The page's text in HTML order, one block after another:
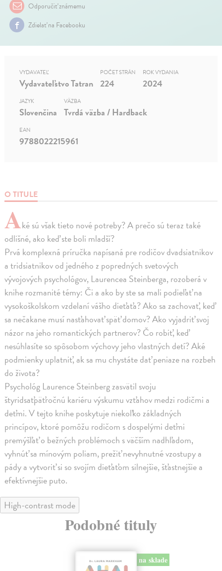
Odporučiť známemu
Zdielať na Facebooku
O TITULE
Aké sú však tieto nové potreby? A prečo sú teraz také
odlišné, ako keď ste boli mladší?
Prvá komplexná príručka napísaná pre rodičov dvadsiatnikov
a tridsiatnikov od jedného z popredných svetových
vývojových psychológov, Laurencea Steinberga, rozoberá v
knihe rozmanité témy: Či a ako by ste sa mali podieľať na
vysokoškolskom vzdelaní vášho dieťaťa? Ako sa zachovať, keď
sa nečakane musí nasťahovať späť domov? Ako vyjadriť svoj
názor na jeho romantických partnerov? Čo robiť, keď
nesúhlasíte so spôsobom výchovy jeho vlastných detí? Aké
podmienky uplatniť, ak sa mu chystáte dať peniaze na rozbeh
do života?
Psychológ Laurence Steinberg zasvätil svoju
štyridsaťpäťročnú kariéru výskumu vzťahov medzi rodičmi a
deťmi. V tejto knihe poskytuje niekoľko základných
princípov, ktoré pomôžu rodičom s dospelými deťmi
premýšľať o bežných problémoch s väčším nadhľadom,
vyhnúť sa mínovým poliam, prežiť nevyhnutné vzostupy a
pády a vytvoriť si so svojím dieťaťom silnejšie, šťastnejšie a
efektívnejšie puto.
VYDAVATEĽ
Vydavateľstvo Tatran
POČET STRÁN
224
ROK VYDANIA
2024
JAZYK
Slovenčina
VÄZBA
Tvrdá väzba / Hardback
EAN
9788022215961
High-contrast mode
Podobné tituly
na sklade